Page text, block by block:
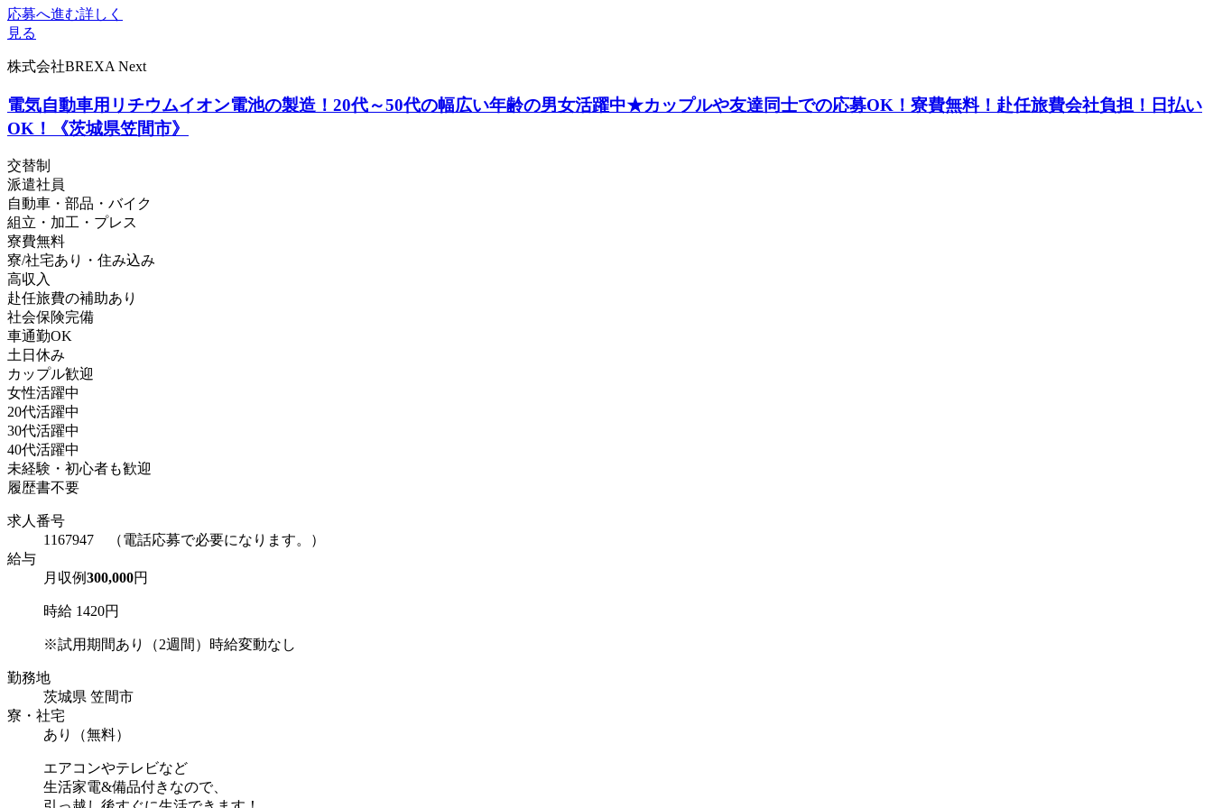
応募へ進む詳しく
見る
株式会社BREXA Next
電気自動車用リチウムイオン電池の製造！20代～50代の幅広い年齢の男女活躍中★カップルや友達同士での応募OK！寮費無料！赴任旅費会社負担！日払い
OK！《茨城県笠間市》
交替制
派遣社員
自動車・部品・バイク
組立・加工・プレス
寮費無料
寮/社宅あり・住み込み
高収入
赴任旅費の補助あり
社会保険完備
車通勤OK
土日休み
カップル歓迎
女性活躍中
20代活躍中
30代活躍中
40代活躍中
未経験・初心者も歓迎
履歴書不要
求人番号
1167947 （電話応募で必要になります。）
給与
月収例300,000円
時給 1420円
※試用期間あり（2週間）時給変動なし
勤務地
茨城県 笠間市
寮・社宅
あり（無料）
エアコンやテレビなど
生活家電&備品付きなので、